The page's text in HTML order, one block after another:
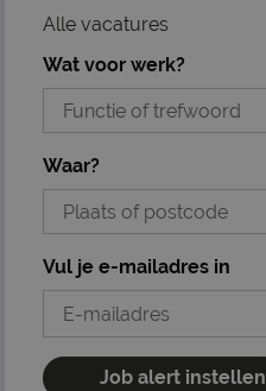
Alle vacatures
Wat voor werk?
Waar?
Vul je e-mailadres in
Job alert instellen